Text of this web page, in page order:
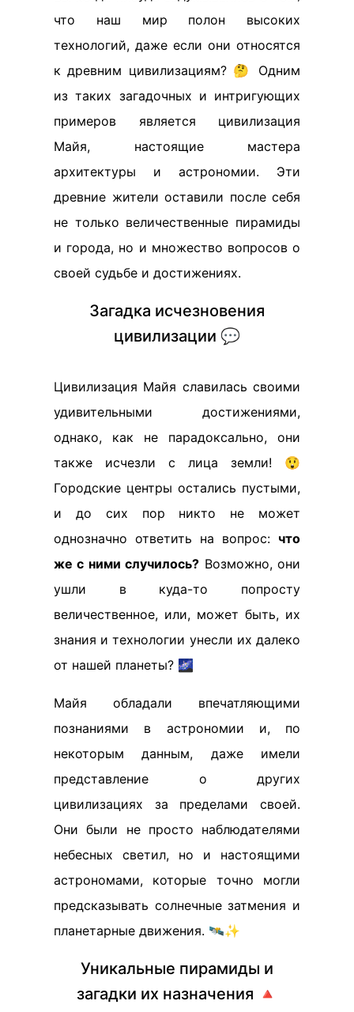
что наш мир полон высоких
технологий, даже если они относятся
к древним цивилизациям? 🤔 Одним
из таких загадочных и интригующих
примеров является цивилизация
Майя, настоящие мастера
архитектуры и астрономии. Эти
древние жители оставили после себя
не только величественные пирамиды
и города, но и множество вопросов о
своей судьбе и достижениях.
Загадка исчезновения
цивилизации 💬
Цивилизация Майя славилась своими
удивительными достижениями,
однако, как не парадоксально, они
также исчезли с лица земли! 😲
Городские центры остались пустыми,
и до сих пор никто не может
однозначно ответить на вопрос: что
же с ними случилось? Возможно, они
ушли в куда-то попросту
величественное, или, может быть, их
знания и технологии унесли их далеко
от нашей планеты? 🌌
Майя обладали впечатляющими
познаниями в астрономии и, по
некоторым данным, даже имели
представление о других
цивилизациях за пределами своей.
Они были не просто наблюдателями
небесных светил, но и настоящими
астрономами, которые точно могли
предсказывать солнечные затмения и
планетарные движения. 🛰️✨
Уникальные пирамиды и
загадки их назначения 🔺